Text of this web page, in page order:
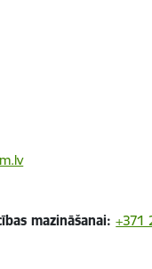
mazināšanai:+371